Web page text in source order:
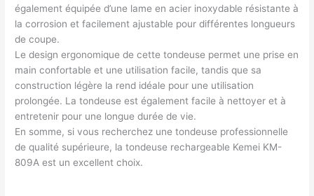
également équipée d’une lame en acier inoxydable résistante à
la corrosion et facilement ajustable pour différentes longueurs
de coupe.
Le design ergonomique de cette tondeuse permet une prise en
main confortable et une utilisation facile, tandis que sa
construction légère la rend idéale pour une utilisation
prolongée. La tondeuse est également facile à nettoyer et à
entretenir pour une longue durée de vie.
En somme, si vous recherchez une tondeuse professionnelle
de qualité supérieure, la tondeuse rechargeable Kemei KM-
809A est un excellent choix.